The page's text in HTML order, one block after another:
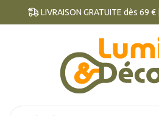
LIVRAISON GRATUITE dès 69 € |